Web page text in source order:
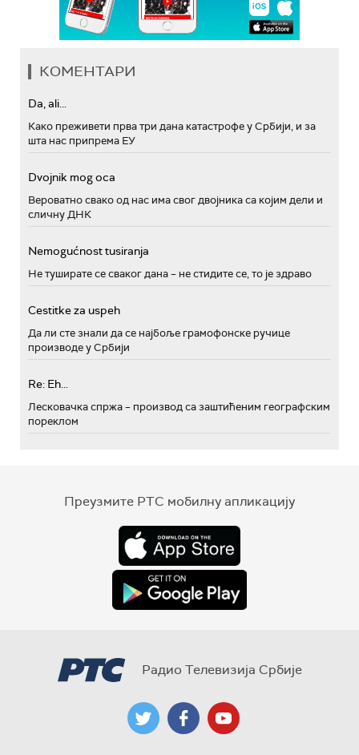
КОМЕНТАРИ
Da, ali...
Како преживети прва три дана катастрофе у Србији, и за
шта нас припрема ЕУ
Dvojnik mog oca
Вероватно свако од нас има свог двојника са којим дели и
сличну ДНК
Nemogućnost tusiranja
Не туширате се сваког дана – не стидите се, то је здраво
Cestitke za uspeh
Да ли сте знали да се најбоље грамофонске ручице
производе у Србији
Re: Eh...
Лесковачка спржа – производ са заштићеним географским
пореклом
Преузмите РТС мобилну апликацију
Радио Телевизија Србије